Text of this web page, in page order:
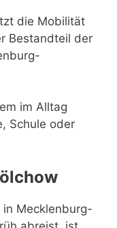
die Mobilität
Bestandteil der
im Alltag
Schule oder
in Mecklenburg-